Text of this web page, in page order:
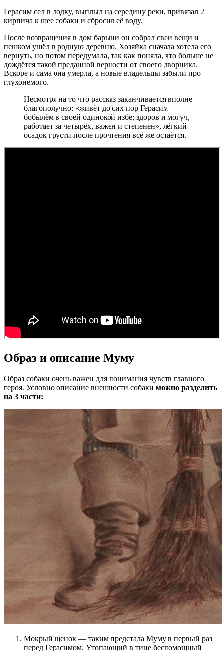
Герасим сел в лодку, выплыл на середину реки, привязал 2
кирпича к шее собаки и сбросил её воду.
После возвращения в дом барыни он собрал свои вещи и
пешком ушёл в родную деревню. Хозяйка сначала хотела его
вернуть, но потом передумала, так как поняла, что больше не
дождётся такой преданной верности от своего дворника.
Вскоре и сама она умерла, а новые владельцы забыли про
глухонемого.
Несмотря на то что рассказ заканчивается вполне
благополучно: «живёт до сих пор Герасим
бобылём в своей одинокой избе; здоров и могуч,
работает за четырёх, важен и степенен», лёгкий
осадок грусти после прочтения всё же остаётся.
Образ и описание Муму
Образ собаки очень важен для понимания чувств главного
героя. Условно описание внешности собаки можно разделить
на 3 части:
Мокрый щенок — таким предстала Муму в первый раз
перед Герасимом. Утопающий в тине беспомощный